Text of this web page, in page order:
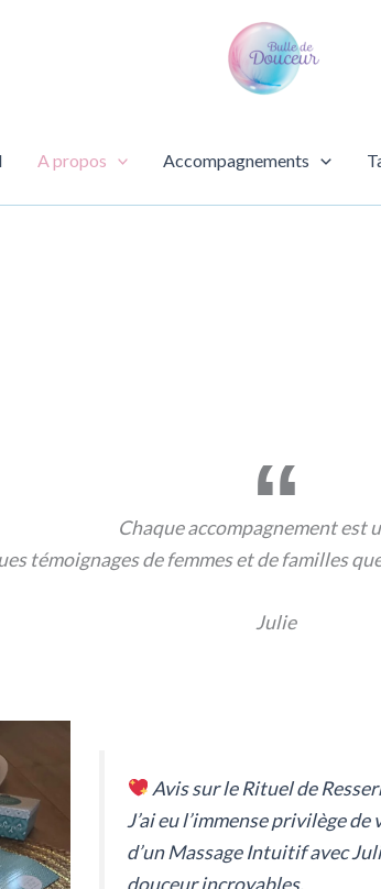
A propos Accompagnements
Chaque accompagnement est
témoignages de femmes et de familles que
Julie
Avis sur le Rituel de
J’ai eu l’immense privilège
d’un Massage Intuitif avec
douceur incroyables.